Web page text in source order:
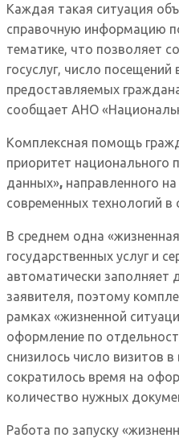
Каждая такая ситуация
справочную информацию
тематике, что позволяет
госуслуг, число
предоставляемых
сообщает АНО
Комплексная помощь
приоритет национального
данных», направленного
современных технологий в
В среднем одна
государственных услуг и
автоматически заполняет
заявителя, поэтому
рамках «жизненной
оформление по
снизилось число визитов
сократилось время на
количество нужных
Работа по запуску